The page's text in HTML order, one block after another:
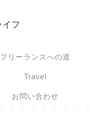
フ
フリーランスへの道
Travel
お問い合わせ